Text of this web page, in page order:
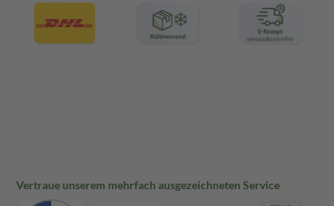
Vertraue unserem mehrfach ausgezeichneten Service